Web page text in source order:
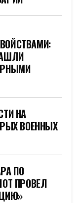
НА
ВОЕННЫХ
ПО
ПРОВЕЛ